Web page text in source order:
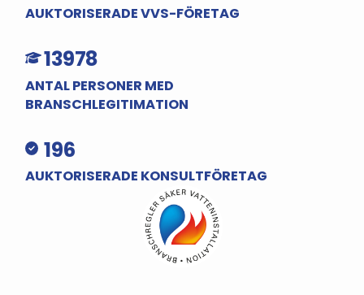
AUKTORISERADE VVS-FÖRETAG
13978
ANTAL PERSONER MED
BRANSCHLEGITIMATION
196
AUKTORISERADE KONSULTFÖRETAG